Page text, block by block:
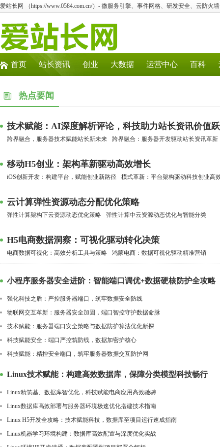
爱站长网 （https://www.0584.com.cn/）- 微服务引擎、事件网格、研发安全、云防火
首页 站长资讯 创业 大数据 运营中心 百科
热点要闻
技术赋能：AI深度解析评论，科技助力站长资讯价值
跨界融合，服务器技术赋能站长新未来 跨界融合：服务器开发驱动站长资讯革新
移动H5创业：架构革新驱动高效增长
iOS创新开发：构建平台，赋能创业新路径 模式革新：平台架构驱动科技创业高
云计算弹性资源动态分配优化策略
弹性计算架构下云资源动态优化策略 弹性计算中云资源动态优化与智能分类
H5电商数据洞察：可视化驱动转化决策
电商数据可视化：高效分析工具与策略 鸿蒙电商：数据可视化驱动精准营销
小程序服务器安全进阶：智能端口调优+数据硬核防护全攻略
强化科技之盾：严控服务器端口，筑牢数据安全防线
物联网交互革新：服务器安全加固，端口智控守护数据命脉
技术赋能：服务器端口安全策略与数据防护算法优化新探
科技赋能安全：端口严控筑防线，数据加密护核心
科技赋能：精控安全端口，筑牢服务器数据交互防护网
Linux技术赋能：构建高效数据库，保障分类模型科技畅行
Linux精筑基、数据库智优化，科技赋能电商应用高效驰骋
Linux数据库高效部署与服务器环境极速优化搭建技术指南
Linux H5开发全攻略：技术赋能科技，数据库至项目运行速成指南
Linux机器学习环境构建：数据库高效配置与深度优化实战